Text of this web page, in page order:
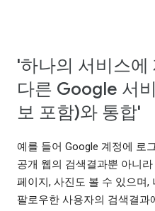
'하나의 서비스
다른 Google 서
보 포함)와 통합'
예를 들어 Google 계정에 로
공개 웹의 검색결과뿐 아니
페이지, 사진도 볼 수 있으며,
팔로우한 사용자의 검색결과